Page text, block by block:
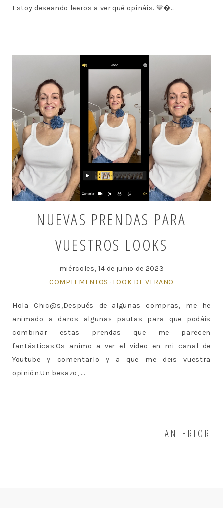
Estoy deseando leeros a ver qué opináis. 💙...
NUEVAS PRENDAS PARA
VUESTROS LOOKS
miércoles, 14 de junio de 2023
COMPLEMENTOS · LOOK DE VERANO
Hola Chic@s,Después de algunas compras, me he
animado a daros algunas pautas para que podáis
combinar estas prendas que me parecen
fantásticas.Os animo a ver el video en mi canal de
Youtube y comentarlo y a que me deis vuestra
opinión.Un besazo, ...
ANTERIOR